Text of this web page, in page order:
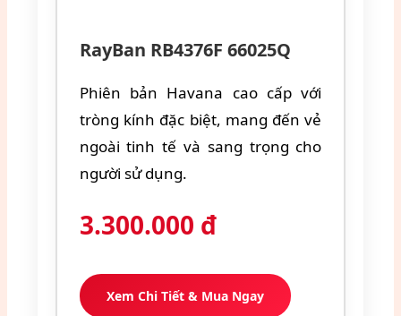
RayBan RB4376F 66025Q
Phiên bản Havana cao cấp với
tròng kính đặc biệt, mang đến vẻ
ngoài tinh tế và sang trọng cho
người sử dụng.
3.300.000 đ
Xem Chi Tiết & Mua Ngay